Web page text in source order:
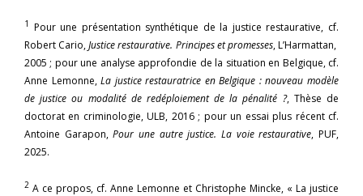
1 Pour une présentation synthétique de la justice restaurative, cf.
Robert Cario,Justice restaurative. Principes et promesses, L’Harmattan,
2005 ; pour une analyse approfondie de la situation en Belgique, cf.
Anne Lemonne,La justice restauratrice en Belgique : nouveau modèle
de justice ou modalité de redéploiement de la pénalité ?, Thèse de
doctorat en criminologie, ULB, 2016 ; pour un essai plus récent cf.
Antoine Garapon,Pour une autre justice. La voie restaurative, PUF,
2025.
2 A ce propos, cf. Anne Lemonne et Christophe Mincke, « La justice